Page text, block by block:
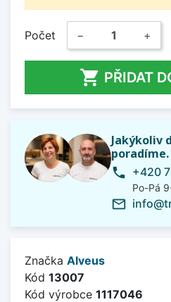
Počet − +
 PŘIDAT
Jakýkoliv
poradíme.
phone +420
Po-Pá
mail_outline
Značka Alveus
Kód 13007
Kód výrobce 1117046